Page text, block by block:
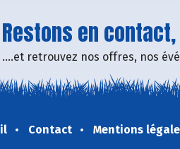
Restons en
....et retrouvez nos offres, nos
Contact Mentions